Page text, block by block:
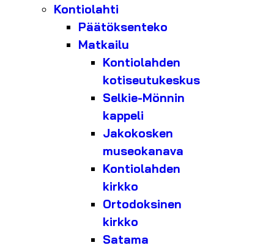
Kontiolahti
Päätöksenteko
Matkailu
Kontiolahden
kotiseutukeskus
Selkie-Mönnin
kappeli
Jakokosken
museokanava
Kontiolahden
kirkko
Ortodoksinen
kirkko
Satama